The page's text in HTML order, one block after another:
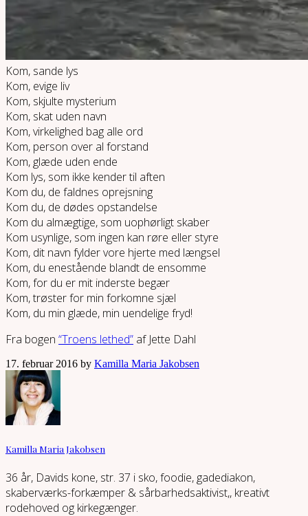
Kom, sande lys
Kom, evige liv
Kom, skjulte mysterium
Kom, skat uden navn
Kom, virkelighed bag alle ord
Kom, person over al forstand
Kom, glæde uden ende
Kom lys, som ikke kender til aften
Kom du, de faldnes oprejsning
Kom du, de dødes opstandelse
Kom du almægtige, som uophørligt skaber
Kom usynlige, som ingen kan røre eller styre
Kom, dit navn fylder vore hjerte med længsel
Kom, du enestående blandt de ensomme
Kom, for du er mit inderste begær
Kom, trøster for min forkomne sjæl
Kom, du min glæde, min uendelige fryd!
Fra bogen “Troens lethed” af Jette Dahl
17. februar 2016 by Kamilla Maria Jakobsen
Kamilla Maria Jakobsen
36 år, Davids kone, str. 37 i sko, foodie, gadediakon,
skaberværks-forkæmper & sårbarhedsaktivist,, kreativt
rodehoved og kirkegænger.